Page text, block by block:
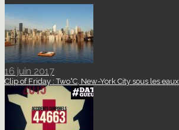
16 juin 2017
Clip of Friday : Two°C, New-York City sous les eaux.